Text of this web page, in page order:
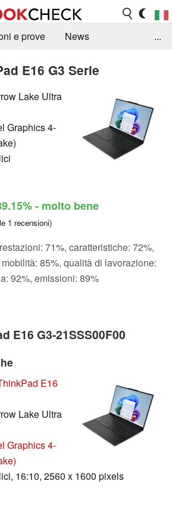
e prove
News
...
E16 G3 Serie
Lake Ultra
Graphics 4-
- molto bene
1 recensioni)
71%, caratteristiche: 72%,
85%, qualità di lavorazione:
92%, emissioni: 89%
E16 G3-21SSS00F00
E16
Lake Ultra
Graphics 4-
16:10, 2560 x 1600 pixels